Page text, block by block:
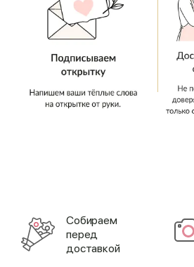
Cобираем
перед
доставкой